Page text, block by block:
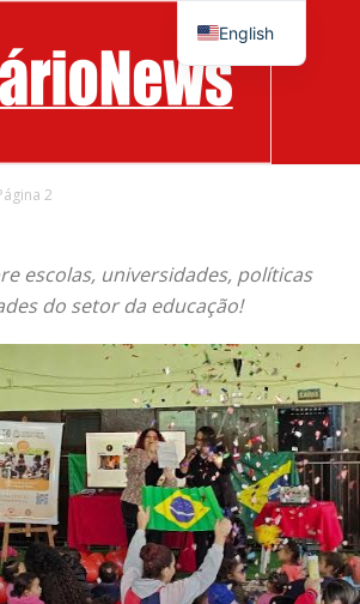
2
escolas, universidades, políticas
do setor da educação!
English